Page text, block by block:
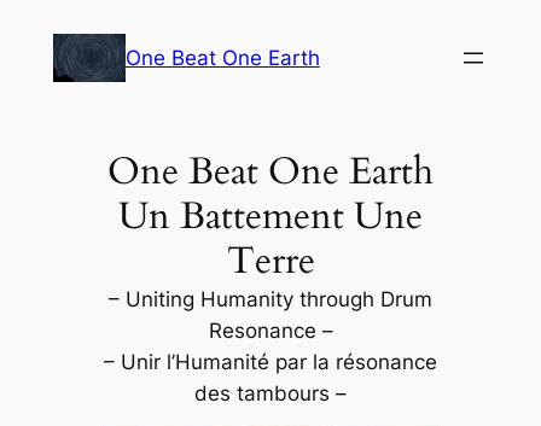
contenu
One Beat One Earth
One Beat One Earth
Un Battement Une
Terre
– Uniting Humanity through Drum
Resonance –
– Unir l’Humanité par la résonance
des tambours –